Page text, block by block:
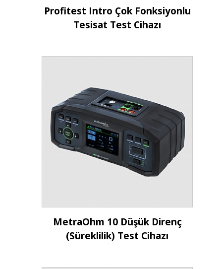
İncele
Profitest Intro Çok Fonksiyonlu
Tesisat Test Cihazı
İncele
MetraOhm 10 Düşük Direnç
(Süreklilik) Test Cihazı